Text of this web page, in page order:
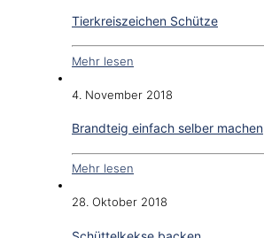
Tierkreiszeichen Schütze
Mehr lesen
4. November 2018
Brandteig einfach selber machen
Mehr lesen
28. Oktober 2018